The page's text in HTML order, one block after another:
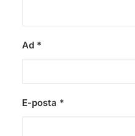
Ad *
E-posta *